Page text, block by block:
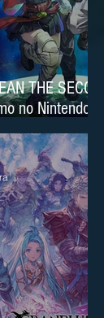
THE SECOND
no Nintendo